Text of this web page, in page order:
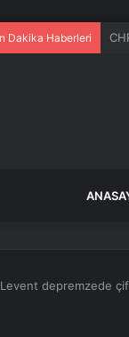
Dakika Haberleri
depremzede